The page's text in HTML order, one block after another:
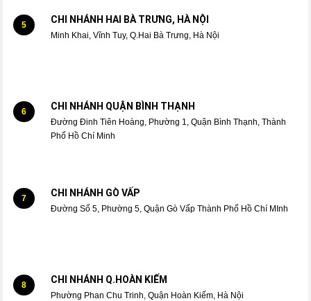
5 CHI NHÁNH HAI BÀ TRƯNG, HÀ NỘI
Minh Khai, Vĩnh Tuy, Q.Hai Bà Trưng, Hà Nội
6 CHI NHÁNH QUẬN BÌNH THẠNH
Đường Đinh Tiên Hoàng, Phường 1, Quận Bình Thạnh, Thành
Phố Hồ Chí Minh
7 CHI NHÁNH GÒ VẤP
Đường Số 5, Phường 5, Quận Gò Vấp Thành Phố Hồ Chí MInh
8 CHI NHÁNH Q.HOÀN KIẾM
Phường Phan Chu Trinh, Quận Hoàn Kiếm, Hà Nội